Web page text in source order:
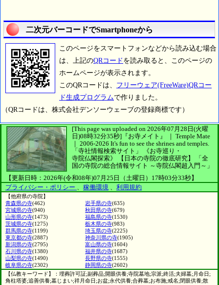
二次元バーコードでSmartphoneから
このページをスマートフォンなどから読み込む場合
は、上記のQRコード を読み取ると、このページの
ホームページが表示されます。
このQRコードは、 フリーウェア(FreeWare)QRコー
ド生成プログラムで作りました。
（QRコードは、株式会社デンソーウェーブの登録商標です）
[This page was uploaded on 2026年07月28日(火曜
日)08時32分35秒] 『お寺メイト』 ｜ Temple Mate
｜ 2006-2026 It's fun to see the shrines and temples.
「寺社情報検索サイト」
《お寺巡り・
寺院仏閣探索》
【日本の寺院の徹底研究】
「全
国の寺院の総合情報サイト ～寺院仏閣超入門～」
【更新日時：2026年(令和08年)07月25日（土曜日）17時03分33秒】
プライバシー・ポリシー 、 稼働環境 、 利用規約
【他府県の寺院】
青森県の寺(462) 岩手県の寺(635)
宮城県の寺(940) 秋田県の寺(679)
山形県の寺(1473) 福島県の寺(1530)
茨城県の寺(1275) 栃木県の寺(983)
群馬県の寺(1199) 埼玉県の寺(2225)
東京都の寺(2887) 神奈川県の寺(1905)
新潟県の寺(2795) 富山県の寺(1604)
石川県の寺(1380) 福井県の寺(1687)
山梨県の寺(1490) 長野県の寺(1555)
岐阜県の寺(2302) 静岡県の寺(2602)
【仏教キーワード】：埋葬許可証;副葬品;開眼供養;寺院墓地;宗派;終活;夫婦墓;月命日;
角柱塔婆;追善供養;墓じまい;祥月命日;お盆;永代供養;合葬墓;お布施;戒名;閉眼供養;散